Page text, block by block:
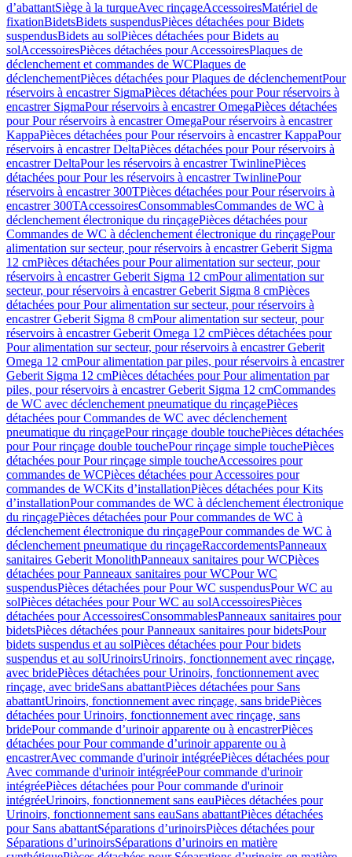
d’abattantSiège à la turqueAvec rinçageAccessoiresMatériel de
fixationBidetsBidets suspendusPièces détachées pour Bidets
suspendusBidets au solPièces détachées pour Bidets au
solAccessoiresPièces détachées pour AccessoiresPlaques de
déclenchement et commandes de WCPlaques de
déclenchementPièces détachées pour Plaques de déclenchementPour
réservoirs à encastrer SigmaPièces détachées pour Pour réservoirs à
encastrer SigmaPour réservoirs à encastrer OmegaPièces détachées
pour Pour réservoirs à encastrer OmegaPour réservoirs à encastrer
KappaPièces détachées pour Pour réservoirs à encastrer KappaPour
réservoirs à encastrer DeltaPièces détachées pour Pour réservoirs à
encastrer DeltaPour les réservoirs à encastrer TwinlinePièces
détachées pour Pour les réservoirs à encastrer TwinlinePour
réservoirs à encastrer 300TPièces détachées pour Pour réservoirs à
encastrer 300TAccessoiresConsommablesCommandes de WC à
déclenchement électronique du rinçagePièces détachées pour
Commandes de WC à déclenchement électronique du rinçagePour
alimentation sur secteur, pour réservoirs à encastrer Geberit Sigma
12 cmPièces détachées pour Pour alimentation sur secteur, pour
réservoirs à encastrer Geberit Sigma 12 cmPour alimentation sur
secteur, pour réservoirs à encastrer Geberit Sigma 8 cmPièces
détachées pour Pour alimentation sur secteur, pour réservoirs à
encastrer Geberit Sigma 8 cmPour alimentation sur secteur, pour
réservoirs à encastrer Geberit Omega 12 cmPièces détachées pour
Pour alimentation sur secteur, pour réservoirs à encastrer Geberit
Omega 12 cmPour alimentation par piles, pour réservoirs à encastrer
Geberit Sigma 12 cmPièces détachées pour Pour alimentation par
piles, pour réservoirs à encastrer Geberit Sigma 12 cmCommandes
de WC avec déclenchement pneumatique du rinçagePièces
détachées pour Commandes de WC avec déclenchement
pneumatique du rinçagePour rinçage double touchePièces détachées
pour Pour rinçage double touchePour rinçage simple touchePièces
détachées pour Pour rinçage simple toucheAccessoires pour
commandes de WCPièces détachées pour Accessoires pour
commandes de WCKits d’installationPièces détachées pour Kits
d’installationPour commandes de WC à déclenchement électronique
du rinçagePièces détachées pour Pour commandes de WC à
déclenchement électronique du rinçagePour commandes de WC à
déclenchement pneumatique du rinçageRaccordementsPanneaux
sanitaires Geberit MonolithPanneaux sanitaires pour WCPièces
détachées pour Panneaux sanitaires pour WCPour WC
suspendusPièces détachées pour Pour WC suspendusPour WC au
solPièces détachées pour Pour WC au solAccessoiresPièces
détachées pour AccessoiresConsommablesPanneaux sanitaires pour
bidetsPièces détachées pour Panneaux sanitaires pour bidetsPour
bidets suspendus et au solPièces détachées pour Pour bidets
suspendus et au solUrinoirsUrinoirs, fonctionnement avec rinçage,
avec bridePièces détachées pour Urinoirs, fonctionnement avec
rinçage, avec brideSans abattantPièces détachées pour Sans
abattantUrinoirs, fonctionnement avec rinçage, sans bridePièces
détachées pour Urinoirs, fonctionnement avec rinçage, sans
bridePour commande d’urinoir apparente ou à encastrerPièces
détachées pour Pour commande d’urinoir apparente ou à
encastrerAvec commande d'urinoir intégréePièces détachées pour
Avec commande d'urinoir intégréePour commande d'urinoir
intégréePièces détachées pour Pour commande d'urinoir
intégréeUrinoirs, fonctionnement sans eauPièces détachées pour
Urinoirs, fonctionnement sans eauSans abattantPièces détachées
pour Sans abattantSéparations d’urinoirsPièces détachées pour
Séparations d’urinoirsSéparations d’urinoirs en matière